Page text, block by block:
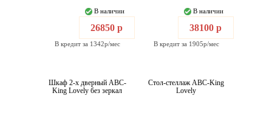
В наличии
26850 р
В кредит за 1342р/мес
В наличии
38100 р
В кредит за 1905р/мес
Шкаф 2-х дверный ABC-
King Lovely без зеркал
Стол-стеллаж ABC-King
Lovely